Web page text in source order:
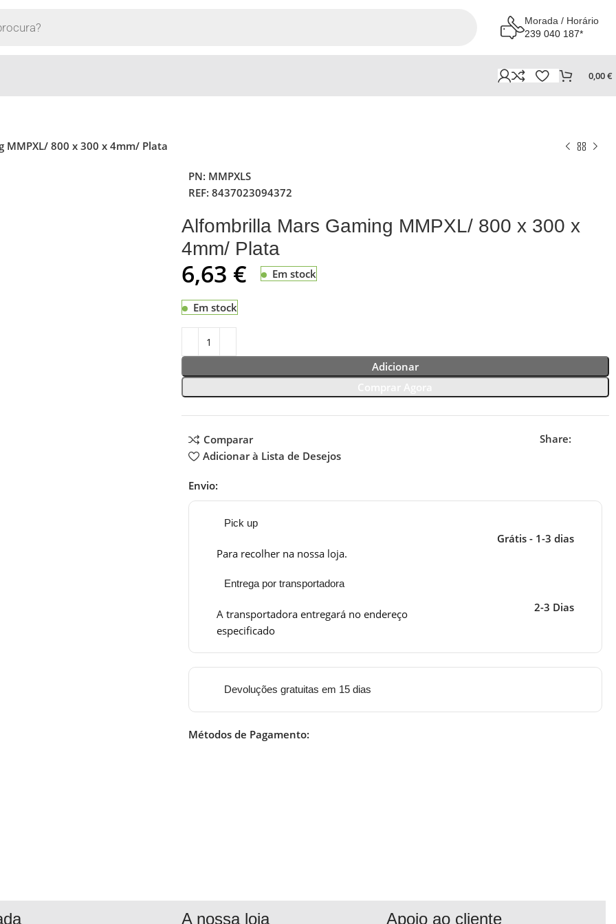
Morada / Horário
239 040 187*
0,00€
MMPXL/ 800 x 300 x 4mm/ Plata
PN: MMPXLS
REF: 8437023094372
Alfombrilla Mars Gaming MMPXL/ 800 x 300 x
4mm/ Plata
6,63 € Em stock
Em stock
Adicionar
Comparar
Adicionar à Lista de Desejos
Share:
Envio:
Pick up
Para recolher na nossa loja.
Grátis - 1-3 dias
Entrega por transportadora
A transportadora entregará no endereço
especificado
2-3 Dias
Devoluções gratuitas em 15 dias
Métodos de Pagamento:
A nossa loja Apoio ao cliente